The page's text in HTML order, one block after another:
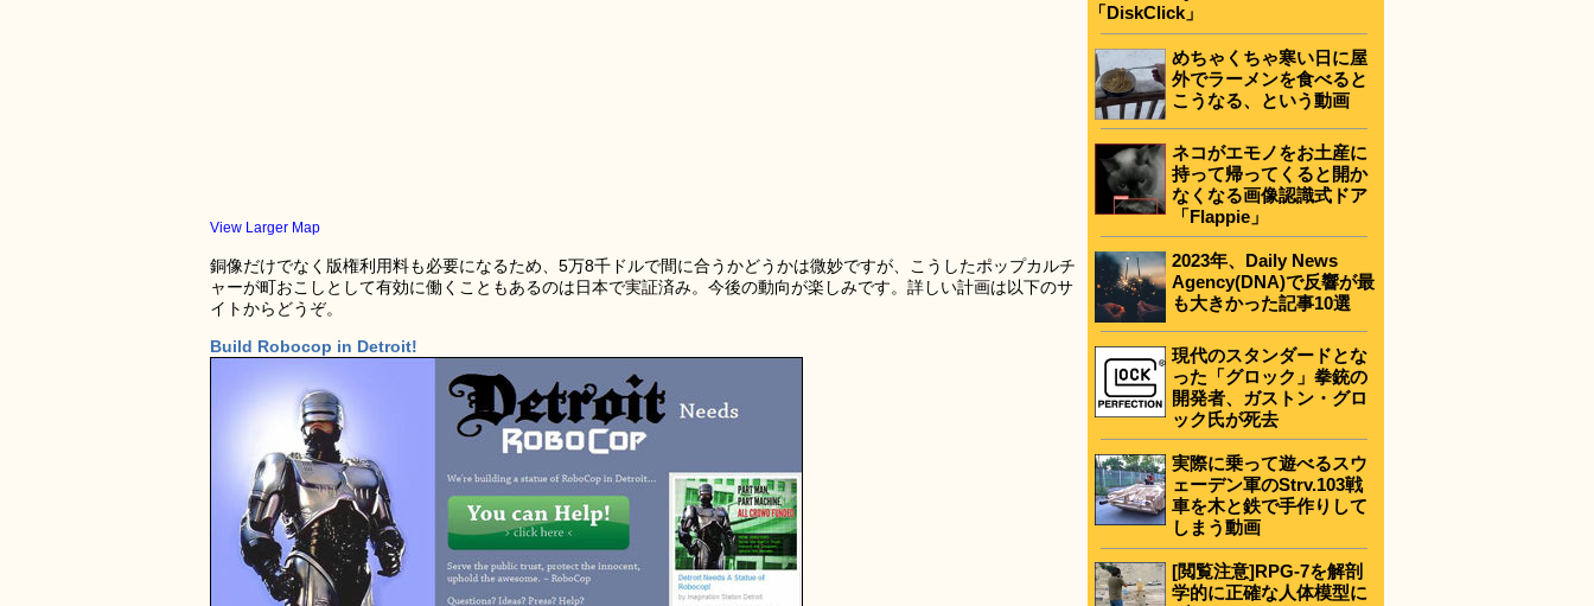
View Larger Map
銅像だけでなく版権利用料も必要になるため、5万8千ドルで間に合うかどうかは微妙ですが、こうしたポップカルチ
ャーが町おこしとして有効に働くこともあるのは日本で実証済み。今後の動向が楽しみです。詳しい計画は以下のサ
イトからどうぞ。
Build Robocop in Detroit!
「DiskClick」
めちゃくちゃ寒い日に屋
外でラーメンを食べると
こうなる、という動画
ネコがエモノをお土産に
持って帰ってくると開か
なくなる画像認識式ドア
「Flappie」
2023年、Daily News
Agency(DNA)で反響が最
も大きかった記事10選
現代のスタンダードとな
った「グロック」拳銃の
開発者、ガストン・グロ
ック氏が死去
実際に乗って遊べるスウ
ェーデン軍のStrv.103戦
車を木と鉄で手作りして
しまう動画
[閲覧注意]RPG-7を解剖
学的に正確な人体模型に